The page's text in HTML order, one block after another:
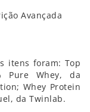
Avançada
itens foram: Top
Pure Whey, da
Whey Protein
da Twinlab.